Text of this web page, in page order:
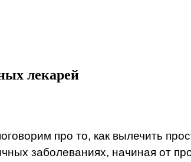
лекарей
про то, как вылечить
заболеваниях, начиная от